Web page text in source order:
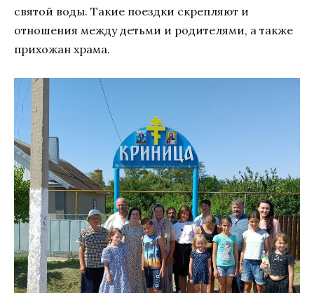
святой воды. Такие поездки скрепляют и
отношения между детьми и родителями, а также
прихожан храма.